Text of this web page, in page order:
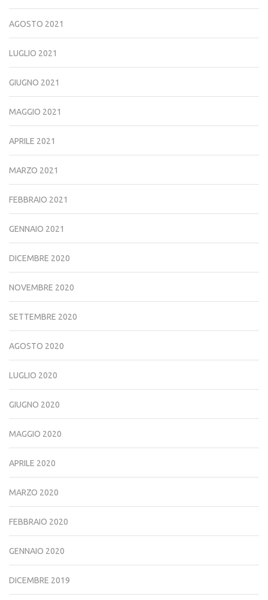
AGOSTO 2021
LUGLIO 2021
GIUGNO 2021
MAGGIO 2021
APRILE 2021
MARZO 2021
FEBBRAIO 2021
GENNAIO 2021
DICEMBRE 2020
NOVEMBRE 2020
SETTEMBRE 2020
AGOSTO 2020
LUGLIO 2020
GIUGNO 2020
MAGGIO 2020
APRILE 2020
MARZO 2020
FEBBRAIO 2020
GENNAIO 2020
DICEMBRE 2019